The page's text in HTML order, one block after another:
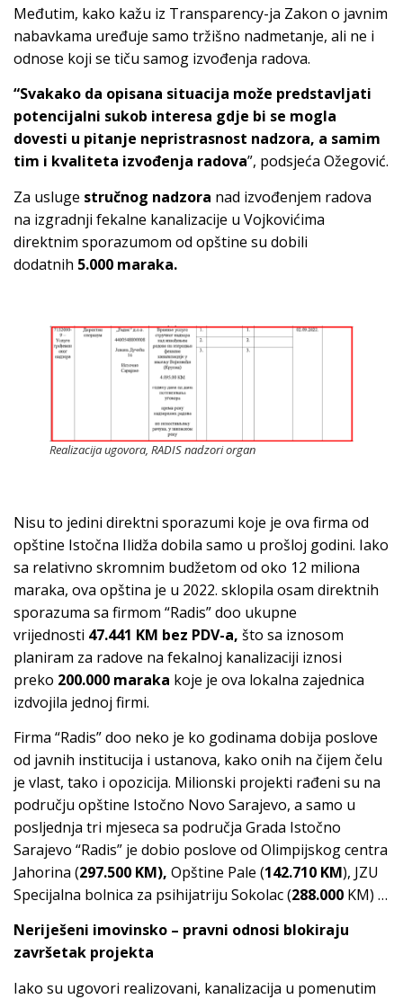
Međutim, kako kažu iz Transparency-ja Zakon o javnim
nabavkama uređuje samo tržišno nadmetanje, ali ne i
odnose koji se tiču samog izvođenja radova.
“Svakako da opisana situacija može predstavljati
potencijalni sukob interesa gdje bi se mogla
dovesti u pitanje nepristrasnost nadzora, a samim
tim i kvaliteta izvođenja radova”, podsjeća Ožegović.
Za usluge stručnog nadzora nad izvođenjem radova
na izgradnji fekalne kanalizacije u Vojkovićima
direktnim sporazumom od opštine su dobili
dodatnih 5.000 maraka.
Realizacija ugovora, RADIS nadzori organ
Nisu to jedini direktni sporazumi koje je ova firma od
opštine Istočna Ilidža dobila samo u prošloj godini. Iako
sa relativno skromnim budžetom od oko 12 miliona
maraka, ova opština je u 2022. sklopila osam direktnih
sporazuma sa firmom “Radis” doo ukupne
vrijednosti 47.441 KM bez PDV-a, što sa iznosom
planiram za radove na fekalnoj kanalizaciji iznosi
preko 200.000 maraka koje je ova lokalna zajednica
izdvojila jednoj firmi.
Firma “Radis” doo neko je ko godinama dobija poslove
od javnih institucija i ustanova, kako onih na čijem čelu
je vlast, tako i opozicija. Milionski projekti rađeni su na
području opštine Istočno Novo Sarajevo, a samo u
posljednja tri mjeseca sa područja Grada Istočno
Sarajevo “Radis” je dobio poslove od Olimpijskog centra
Jahorina (297.500 KM), Opštine Pale (142.710 KM), JZU
Specijalna bolnica za psihijatriju Sokolac (288.000 KM) …
Neriješeni imovinsko – pravni odnosi blokiraju
završetak projekta
Iako su ugovori realizovani, kanalizacija u pomenutim